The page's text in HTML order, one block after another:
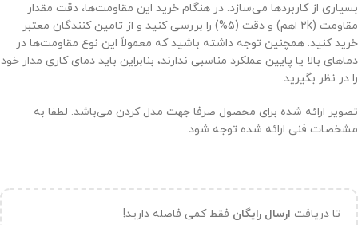
بسیاری از کاربردها می‌سازد. در هنگام خرید این مقاومت‌ها، دقت مقدار
مقاومت (2k اهم) و دقت (5%) را بررسی کنید و از تامین کنندگان معتبر
خرید کنید. همچنین توجه داشته باشید که معمولاً این نوع مقاومت‌ها در
دماهای بالا یا پایین عملکرد مناسبی ندارند، بنابراین باید دمای کاری مدار خود
را در نظر بگیرید.
تصویر ارائه شده برای محصول صرفا جهت مدل کردن می‌باشد. لطفا به
مشخصات فنی ارائه شده توجه شود.
تا دریافت ارسال رایگان فقط کمی فاصله دارید!